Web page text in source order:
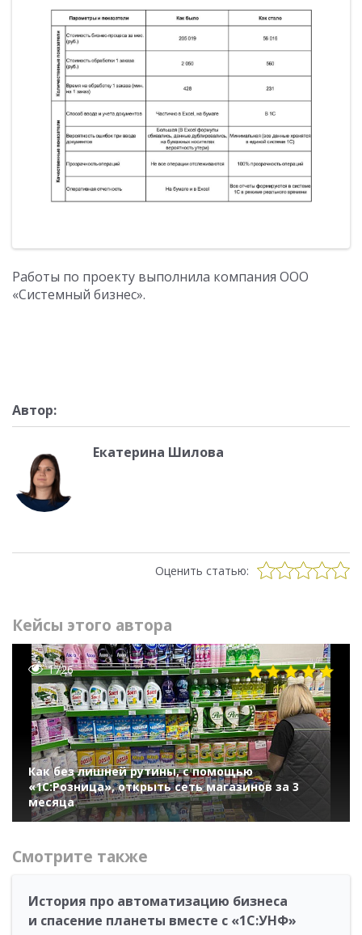
Работы по проекту выполнила компания ООО
«Системный бизнес».
Автор:
Екатерина Шилова
Оценить статью:
Кейсы этого автора
1726
Как без лишней рутины, с помощью
«1С:Розница», открыть сеть магазинов за 3
месяца
Смотрите также
История про автоматизацию бизнеса
и спасение планеты вместе с «1С:УНФ»